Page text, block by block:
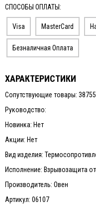
СПОСОБЫ ОПЛАТЫ:
Visa MasterCard
Безналичная Оплата
ХАРАКТЕРИСТИКИ
Сопутствующие товары:
Руководство:
Новинка: Нет
Акции: Нет
Вид изделия:
Исполнение: Взрывозащита
Производитель: Овен
Артикул: 06107